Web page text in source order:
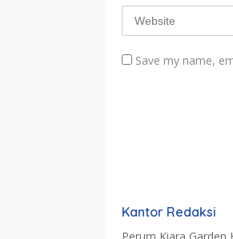
Save my name,
Kantor Redaksi